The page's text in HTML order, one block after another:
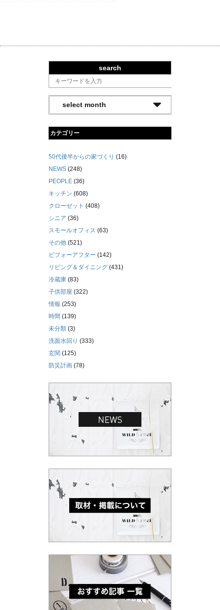
search
カテゴリー
50代後半からの家づくり (16)
NEWS (248)
PEOPLE (36)
キッチン (608)
クローゼット (408)
シニア (36)
スモールオフィス (63)
その他 (521)
ビフォーアフター (142)
リビング＆ダイニング (431)
冷蔵庫 (83)
子供部屋 (322)
情報 (253)
時間 (139)
未分類 (3)
洗面水回り (333)
玄関 (125)
防災計画 (78)